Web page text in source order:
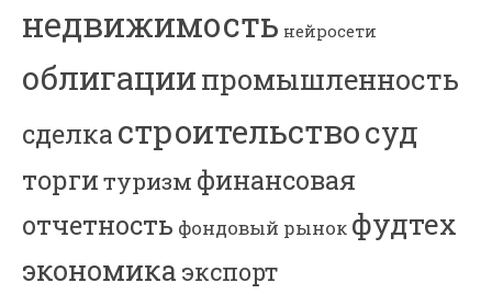
недвижимость нейросети
облигациипромышленность
сделкастроительствосуд
торгитуризм финансовая
отчетность фондовый рынок фудтех
экономика экспорт